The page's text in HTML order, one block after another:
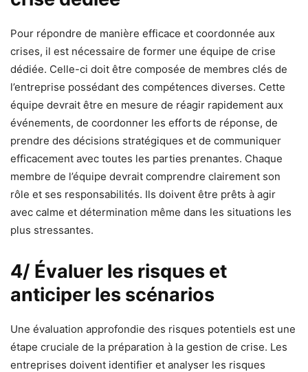
Pour répondre de manière efficace et coordonnée aux
crises, il est nécessaire de former une équipe de crise
dédiée. Celle-ci doit être composée de membres clés de
l’entreprise possédant des compétences diverses. Cette
équipe devrait être en mesure de réagir rapidement aux
événements, de coordonner les efforts de réponse, de
prendre des décisions stratégiques et de communiquer
efficacement avec toutes les parties prenantes. Chaque
membre de l’équipe devrait comprendre clairement son
rôle et ses responsabilités. Ils doivent être prêts à agir
avec calme et détermination même dans les situations les
plus stressantes.
4/ Évaluer les risques et
anticiper les scénarios
Une évaluation approfondie des risques potentiels est une
étape cruciale de la préparation à la gestion de crise. Les
entreprises doivent identifier et analyser les risques